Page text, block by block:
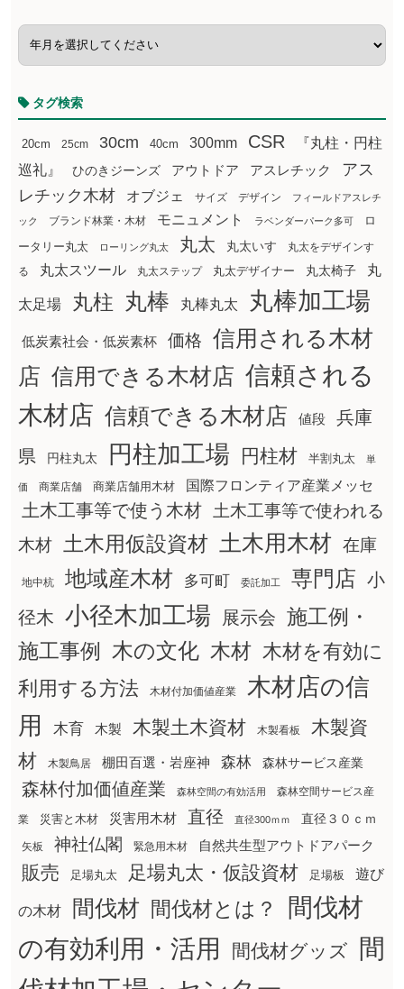
タグ検索
20cm 25cm 30cm 40cm 300mm CSR
『丸柱・円柱
巡礼』
ひのきジーンズ アウトドア アスレチック
アス
レチック木材
オブジェ サイズ デザイン フィールドアスレチ
ック ブランド林業・木材 モニュメント ラベンダーパーク多可
ロ
ータリー丸太
ローリング丸太 丸太 丸太いす
丸太をデザインす
る
丸太スツール 丸太ステップ 丸太デザイナー 丸太椅子 丸
太足場 丸柱 丸棒 丸棒丸太 丸棒加工場
低炭素社会・低炭素杯 価格
信用される木材
店 信用できる木材店 信頼される
木材店 信頼できる木材店 値段
兵庫
県
円柱丸太 円柱加工場 円柱材 半割丸太 単
価 商業店舗 商業店舗用木材 国際フロンティア産業メッセ
土木工事等で使う木材
土木工事等で使われる
木材
土木用仮設資材 土木用木材 在庫
地中杭 地域産木材 多可町 委託加工 専門店 小
径木 小径木加工場 展示会 施工例・
施工事例
木の文化 木材 木材を有効に
利用する方法
木材付加価値産業
木材店の信
用
木育 木製 木製土木資材 木製看板
木製資
材
木製鳥居 棚田百選・岩座神 森林 森林サービス産業
森林付加価値産業 森林空間の有効活用 森林空間サービス産
業 災害と木材 災害用木材 直径 直径300ｍｍ 直径３０ｃｍ
矢板 神社仏閣 緊急用木材 自然共生型アウトドアパーク
販売 足場丸太 足場丸太・仮設資材 足場板 遊び
の木材 間伐材 間伐材とは？
間伐材
の有効利用・活用
間伐材グッズ
間